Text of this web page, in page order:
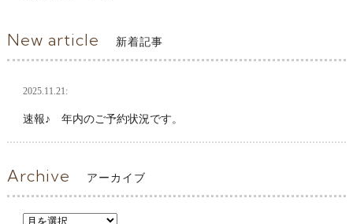
New article 新着記事
2025.11.21:
速報♪ 年内のご予約状況です。
Archive アーカイブ